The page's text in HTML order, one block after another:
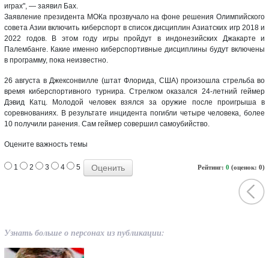
играх", — заявил Бах.
Заявление президента МОКа прозвучало на фоне решения Олимпийского
совета Азии включить киберспорт в список дисциплин Азиатских игр 2018 и
2022 годов. В этом году игры пройдут в индонезийских Джакарте и
Палембанге. Какие именно киберспортивные дисциплины будут включены
в программу, пока неизвестно.
26 августа в Джексонвилле (штат Флорида, США) произошла стрельба во
время киберспортивного турнира. Стрелком оказался 24-летний геймер
Дэвид Катц. Молодой человек взялся за оружие после проигрыша в
соревнованиях. В результате инцидента погибли четыре человека, более
10 получили ранения. Сам геймер совершил самоубийство.
Оцените важность темы
Рейтинг: 0 (оценок: 0)
1 2 3 4 5
Узнать больше о персонах из публикации: